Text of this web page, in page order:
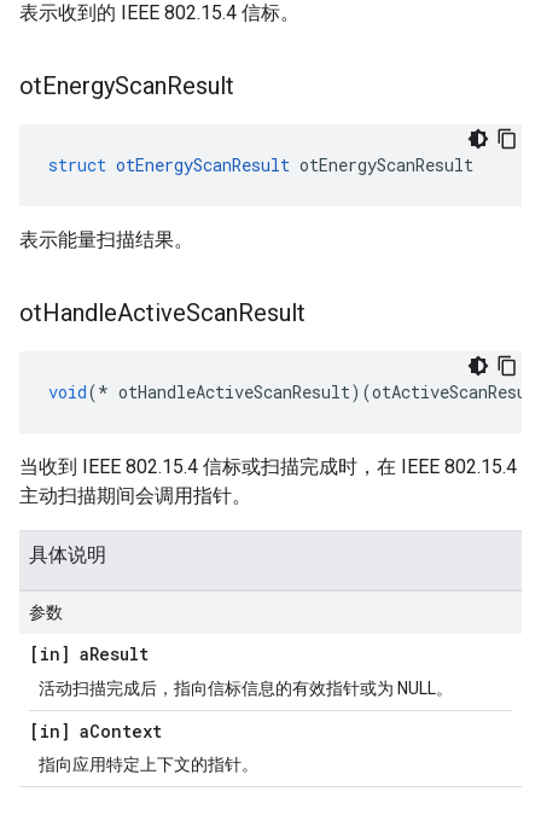
表示收到的 IEEE 802.15.4 信标。
otEnergyScanResult
struct otEnergyScanResult otEnergyScanResult
表示能量扫描结果。
otHandleActiveScanResult
void(* otHandleActiveScanResult)(
当收到 IEEE 802.15.4 信标或扫描完成时，在 IEEE 802.15.4
主动扫描期间会调用指针。
具体说明
参数
[in] aResult
活动扫描完成后，指向信标信息的有效指针或为 NULL。
[in] aContext
指向应用特定上下文的指针。